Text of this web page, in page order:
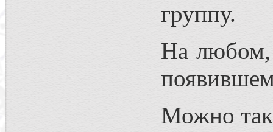
группу.
На любом,
Можно